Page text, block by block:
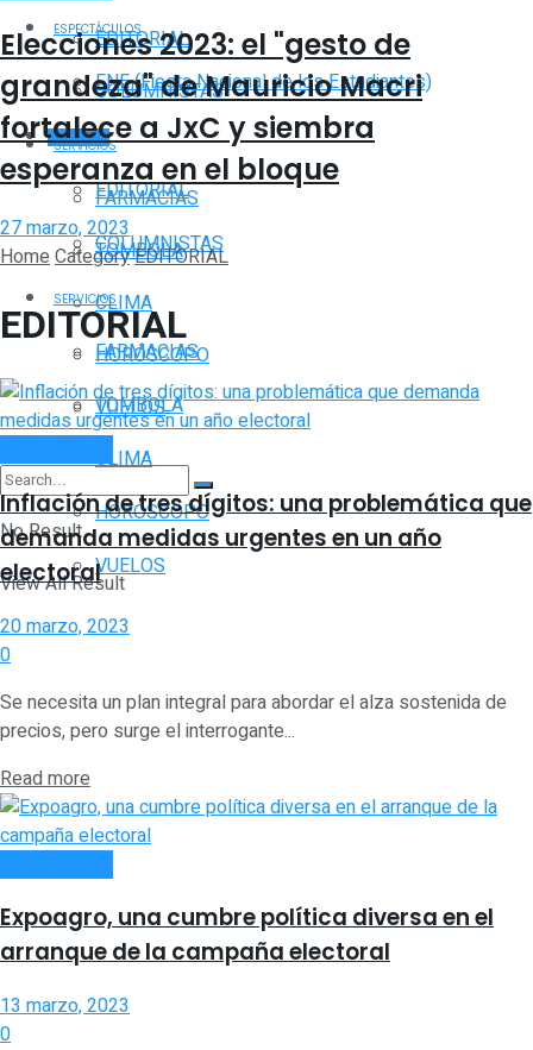
EDITORIAL
COLUMNISTAS
SERVICIOS
FARMACIAS
TOMBOLA
CLIMA
HORÓSCOPO
VUELOS
No Result
View All Result
ESPECTÁCULOS
FNE (Fiesta Nacional de los Estudiantes)
OPINIÓN
EDITORIAL
COLUMNISTAS
SERVICIOS
FARMACIAS
TOMBOLA
CLIMA
HORÓSCOPO
VUELOS
Elecciones 2023: el "gesto de
grandeza" de Mauricio Macri
fortalece a JxC y siembra
esperanza en el bloque
27 marzo, 2023
HomeCategoryEDITORIAL
EDITORIAL
Inflación de tres dígitos: una problemática que
demanda medidas urgentes en un año
electoral
20 marzo, 2023
0
Se necesita un plan integral para abordar el alza sostenida de
precios, pero surge el interrogante...
Read more
Expoagro, una cumbre política diversa en el
arranque de la campaña electoral
13 marzo, 2023
0